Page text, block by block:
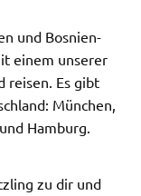
und Bosnien-
einem unserer
reisen. Es gibt
München,
Hamburg.
zu dir und